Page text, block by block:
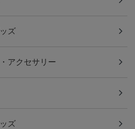
ズ
アクセサリー
ズ